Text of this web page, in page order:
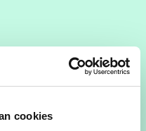
cookies